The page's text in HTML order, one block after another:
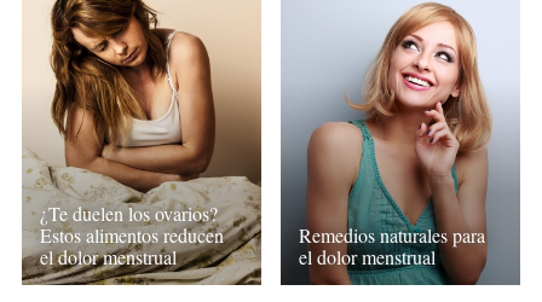
¿Te duelen los ovarios?
Estos alimentos reducen
el dolor menstrual
Remedios naturales para
el dolor menstrual